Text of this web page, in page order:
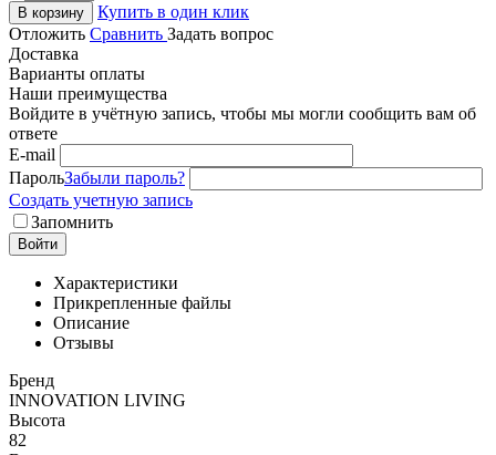
В корзину
Купить в один клик
Отложить Сравнить Задать вопрос
Доставка
Варианты оплаты
Наши преимущества
Войдите в учётную запись, чтобы мы могли сообщить вам об
ответе
E-mail
ПарольЗабыли пароль?
Создать учетную запись
Запомнить
Войти
Характеристики
Прикрепленные файлы
Описание
Отзывы
Бренд
INNOVATION LIVING
Высота
82